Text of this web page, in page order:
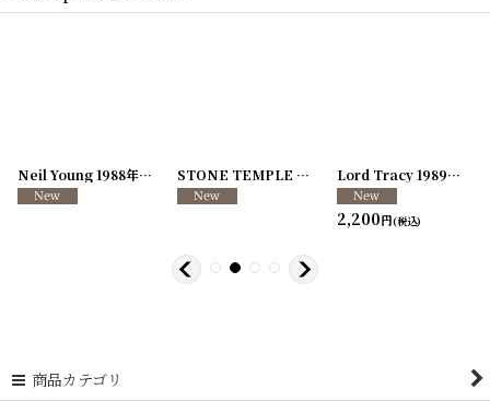
[250726-04] [250726-31
Neil Young 1988年 This Note's For You Tour 250117-70]
STONE TEMPLE PILOTS 1996-1997年 TOUR96/97 Lord Tracy 1989年 Deaf Gods of Babylon Tour
2,200円(税込)
商品カテゴリ